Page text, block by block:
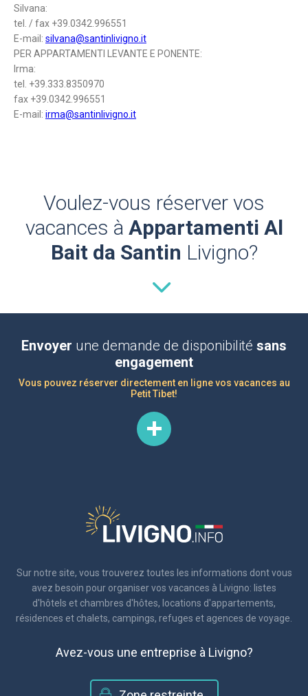
Silvana:
tel. / fax +39.0342.996551
E-mail: silvana@santinlivigno.it
PER APPARTAMENTI LEVANTE E PONENTE:
Irma:
tel. +39.333.8350970
fax +39.0342.996551
E-mail: irma@santinlivigno.it
Voulez-vous réserver vos
vacances à Appartamenti Al
Bait da Santin Livigno?
Envoyer une demande de disponibilité sans
engagement
Vous pouvez réserver directement en ligne vos vacances au
Petit Tibet!
Sur notre site, vous trouverez toutes les informations dont vous
avez besoin pour organiser vos vacances à Livigno: listes
d'hôtels et chambres d'hôtes, locations d'appartements,
résidences et chalets, campings, refuges et agences de voyage.
Avez-vous une entreprise à Livigno?